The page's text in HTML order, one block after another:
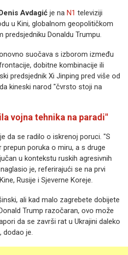
Avdagić je na N1 televiziji
u Kini, globalnom geopolitičkom
Donaldu Trumpu.
suočava s izborom između
dobitne kombinacije ili
predsjednik Xi Jinping pred više od
kineski narod "čvrsto stoji na
vojna tehnika na paradi"
da se radilo o iskrenoj poruci. "S
poruka o miru, a s druge
u kontekstu ruskih agresivnih
je, referirajući se na prvi
Rusije i Sjeverne Koreje.
ali kad malo zagrebete dobijete
Trump razočaran, ovo može
da se završi rat u Ukrajini daleko
dodao je.